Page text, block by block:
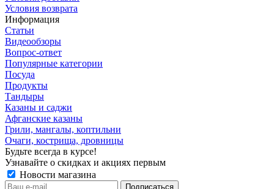
Условия возврата
Информация
Статьи
Видеообзоры
Вопрос-ответ
Популярные категории
Посуда
Продукты
Тандыры
Казаны и саджи
Афганские казаны
Грили, мангалы, коптильни
Очаги, кострища, дровницы
Будьте всегда в курсе!
Узнавайте о скидках и акциях первым
Новости магазина